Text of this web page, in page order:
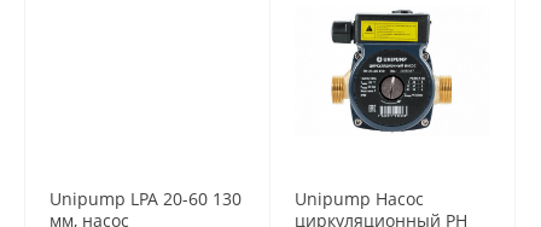
Unipump LPA 20-60 130
мм, насос
Unipump Насос
циркуляционный PН